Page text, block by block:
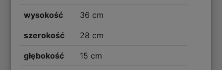
wysokość 36 cm
szerokość 28 cm
głębokość 15 cm